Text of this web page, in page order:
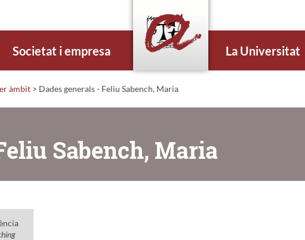
Societat i empresa La Universitat
àmbit > Dades generals - Feliu Sabench, Maria
Sabench, Maria